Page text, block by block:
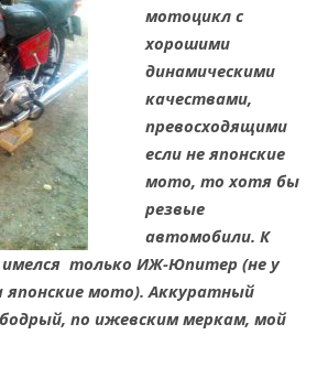
мотоцикл с
хорошими
динамическими
качествами,
превосходящими
если не японские
мото, то хотя бы
резвые
автомобили. К
только ИЖ-Юпитер (не у
японские мото). Аккуратный
по ижевским меркам, мой